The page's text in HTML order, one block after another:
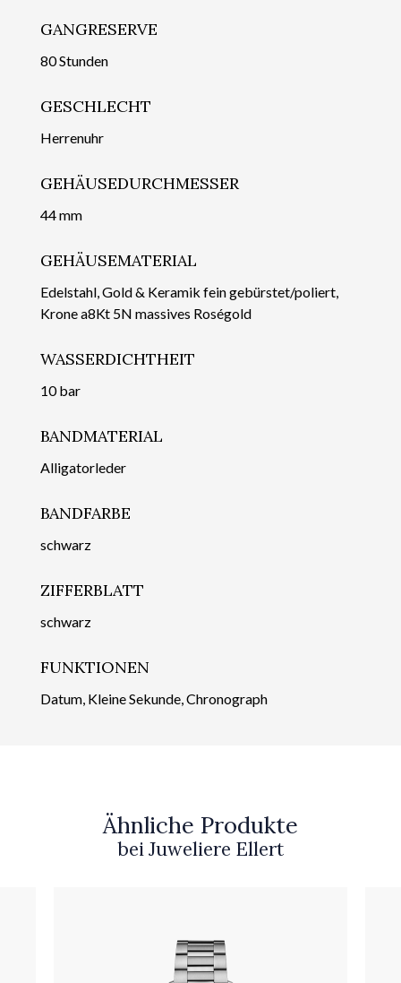
GANGRESERVE
80 Stunden
GESCHLECHT
Herrenuhr
GEHÄUSEDURCHMESSER
44 mm
GEHÄUSEMATERIAL
Edelstahl, Gold & Keramik fein gebürstet/poliert,
Krone a8Kt 5N massives Roségold
WASSERDICHTHEIT
10 bar
BANDMATERIAL
Alligatorleder
BANDFARBE
schwarz
ZIFFERBLATT
schwarz
FUNKTIONEN
Datum, Kleine Sekunde, Chronograph
Ähnliche Produkte
bei Juweliere Ellert